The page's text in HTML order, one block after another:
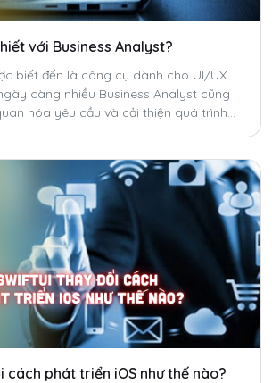
với Business Analyst?
biết đến là công cụ dành cho UI/UX
càng nhiều Business Analyst cũng
hóa yêu cầu và cải thiện quá trình
cách phát triển iOS như thế nào?